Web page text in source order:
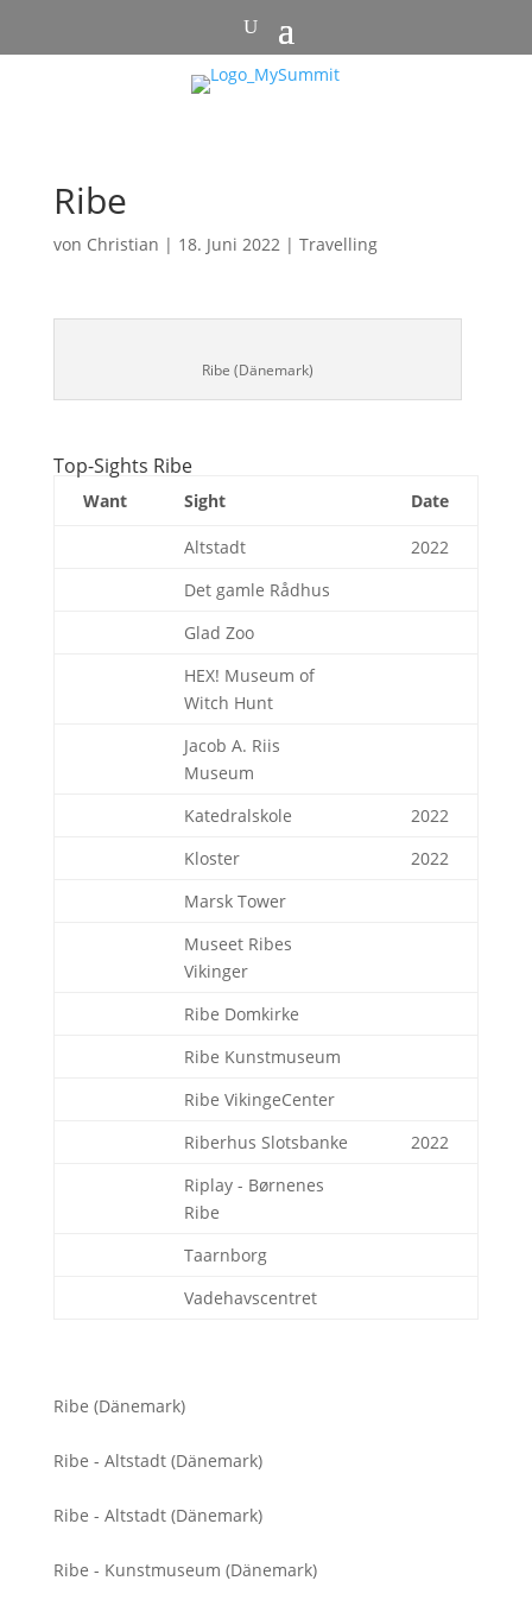
Ribe
von Christian | 18. Juni 2022| Travelling
Ribe (Dänemark)
Top-Sights Ribe
Want Sight Date
Altstadt
2022
Det gamle Rådhus
Glad Zoo
HEX! Museum of
Witch Hunt
Jacob A. Riis
Museum
Katedralskole
2022
Kloster
2022
Marsk Tower
Museet Ribes
Vikinger
Ribe Domkirke
Ribe Kunstmuseum
Ribe VikingeCenter
Riberhus Slotsbanke
2022
Riplay - Børnenes
Ribe
Taarnborg
Vadehavscentret
Ribe (Dänemark)
Ribe - Altstadt (Dänemark)
Ribe - Altstadt (Dänemark)
Ribe - Kunstmuseum (Dänemark)